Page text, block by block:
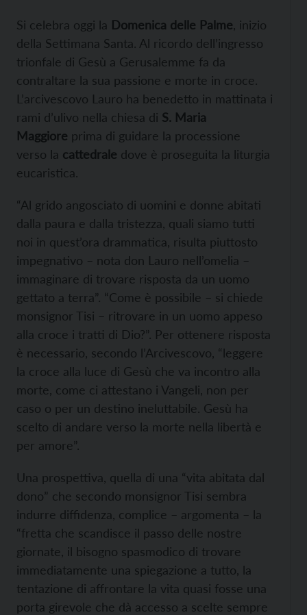
Si celebra oggi la Domenica delle Palme , inizio
della Settimana Santa. Al ricordo dell’ingresso
trionfale di Gesù a Gerusalemme fa da
contraltare la sua passione e morte in croce.
L’arcivescovo Lauro ha benedetto in mattinata i
rami d’ulivo nella chiesa di S. Maria
Maggiore prima di guidare la processione
verso la cattedrale dove è proseguita la liturgia
eucaristica.
“Al grido angosciato di uomini e donne abitati
dalla paura e dalla tristezza, quali siamo tutti
noi in quest’ora drammatica, risulta piuttosto
impegnativo – nota don Lauro nell’omelia –
immaginare di trovare risposta da un uomo
gettato a terra”. “Come è possibile – si chiede
monsignor Tisi – ritrovare in un uomo appeso
alla croce i tratti di Dio?”. Per ottenere risposta
è necessario, secondo l’Arcivescovo, “leggere
la croce alla luce di Gesù che va incontro alla
morte, come ci attestano i Vangeli, non per
caso o per un destino ineluttabile. Gesù ha
scelto di andare verso la morte nella libertà e
per amore”.
Una prospettiva, quella di una “vita abitata dal
dono” che secondo monsignor Tisi sembra
indurre diffidenza, complice – argomenta – la
“fretta che scandisce il passo delle nostre
giornate, il bisogno spasmodico di trovare
immediatamente una spiegazione a tutto, la
tentazione di affrontare la vita quasi fosse una
porta girevole che dà accesso a scelte sempre